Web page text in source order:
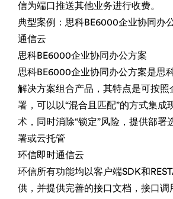
信为端口推送其他业务进行收费。
典型案例：思科BE6000企业协同办
通信云
思科BE6000企业协同办公方案
思科BE6000企业协同办公方案是思
解决方案组合产品，其特点是可按照
署，可以以“混合且匹配”的方式集成
术，同时消除“锁定”风险，提供部署
署或云托管
环信即时通信云
环信所有功能均以客户端SDK和
供，并提供完善的接口文档，接口调